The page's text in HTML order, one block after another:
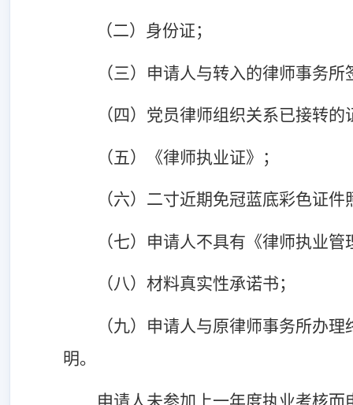
（二）身份证；
（三）申请人与转入的律师事务
（四）党员律师组织关系已接转的
（五）《律师执业证》；
（六）二寸近期免冠蓝底彩色证件
（七）申请人不具有《律师执业
（八）材料真实性承诺书；
（九）申请人与原律师事务所办
明。
申请人未参加上一年度执业考核